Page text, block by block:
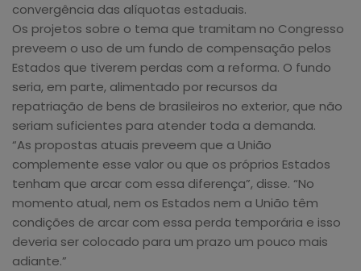
convergência das alíquotas estaduais.
Os projetos sobre o tema que tramitam no Congresso
preveem o uso de um fundo de compensação pelos
Estados que tiverem perdas com a reforma. O fundo
seria, em parte, alimentado por recursos da
repatriação de bens de brasileiros no exterior, que não
seriam suficientes para atender toda a demanda.
“As propostas atuais preveem que a União
complemente esse valor ou que os próprios Estados
tenham que arcar com essa diferença”, disse. “No
momento atual, nem os Estados nem a União têm
condições de arcar com essa perda temporária e isso
deveria ser colocado para um prazo um pouco mais
adiante.”